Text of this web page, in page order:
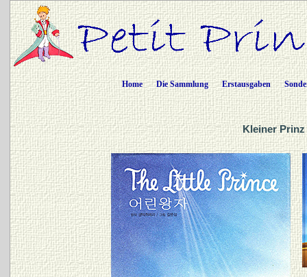
Home Die Sammlung Erstausgaben
Kleiner Prinz